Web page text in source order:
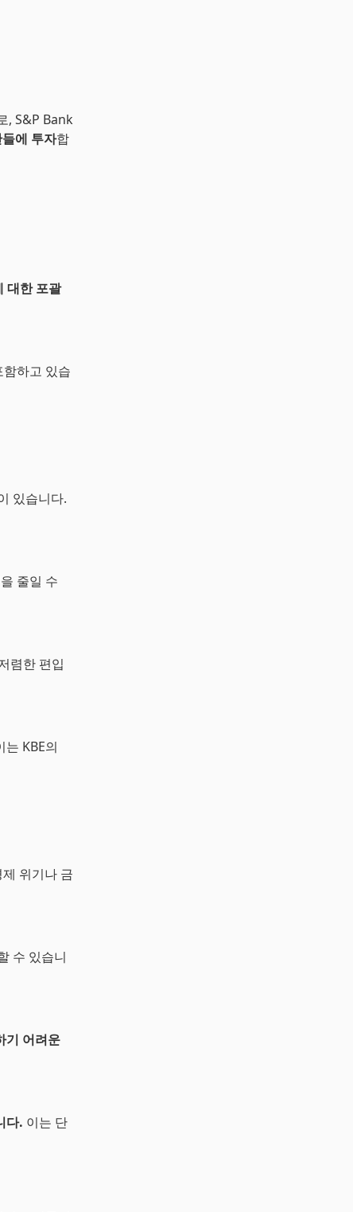
, S&P Bank
에 투자합
대한 포괄
함하고 있습
있습니다.
줄일 수
렴한 편입
는 KBE의
위기나 금
수 있습니
기 어려운
다. 이는 단